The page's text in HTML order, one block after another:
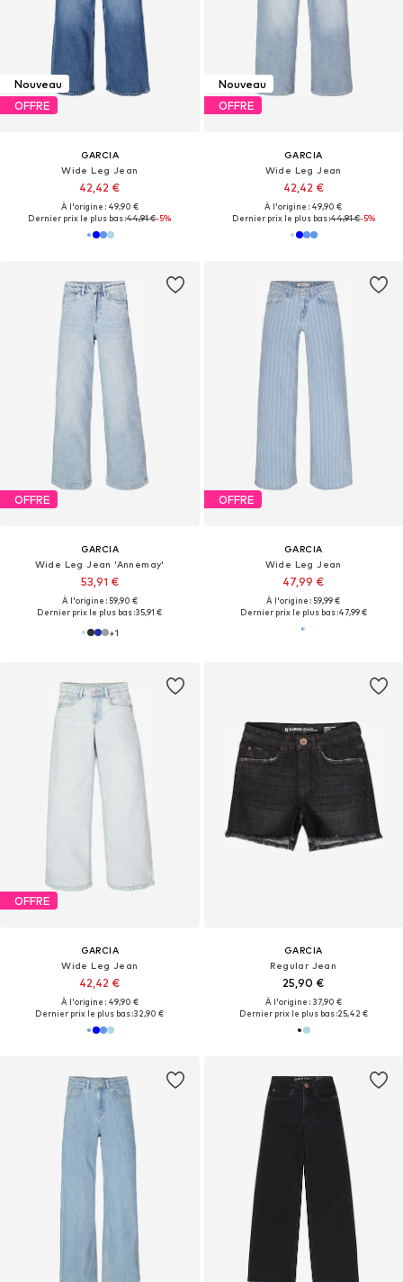
Nouveau
OFFRE
GARCIA
Wide Leg Jean
42,42 €
À l'origine : 49,90 €
Dernier prix le plus bas :44,91 €-5%
Nouveau
OFFRE
GARCIA
Wide Leg Jean
42,42 €
À l'origine : 49,90 €
Dernier prix le plus bas :44,91 €-5%
OFFRE
GARCIA
Wide Leg Jean 'Annemay'
53,91 €
À l'origine : 59,90 €
Dernier prix le plus bas :35,91 €
+1
OFFRE
GARCIA
Wide Leg Jean
47,99 €
À l'origine : 59,99 €
Dernier prix le plus bas :47,99 €
OFFRE
GARCIA
Wide Leg Jean
42,42 €
À l'origine : 49,90 €
Dernier prix le plus bas :32,90 €
GARCIA
Regular Jean
25,90 €
À l'origine : 37,90 €
Dernier prix le plus bas :25,42 €